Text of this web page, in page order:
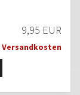
9,95 EUR
Versandkosten